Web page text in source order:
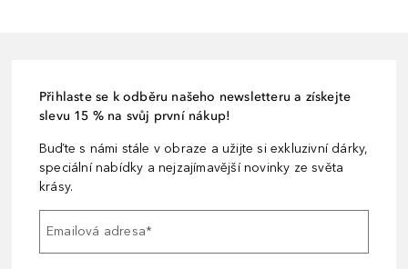
Přihlaste se k odběru našeho newsletteru a získejte
slevu 15 % na svůj první nákup!
Buďte s námi stále v obraze a užijte si exkluzivní dárky,
speciální nabídky a nejzajímavější novinky ze světa
krásy.
Emailová adresa*